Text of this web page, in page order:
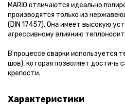
MARIO отличаются идеально
производятся только из
(DIN 17457). Она имеет высокую
агрессивному влиянию
В процессе сварки используется
шов), которая позволяет достичь
крепости.
Характеристики